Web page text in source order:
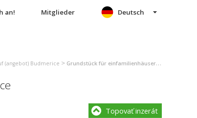
an! Mitglieder Deutsch
(angebot) Budmerice > Grundstück für einfamilienhäuser verkauf (angebot) Budmerice
Topovať inzerát